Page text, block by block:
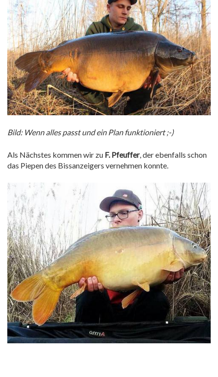
Bild: Wenn alles passt und ein Plan funktioniert ;-)
Als Nächstes kommen wir zu F. Pfeuffer, der ebenfalls schon
das Piepen des Bissanzeigers vernehmen konnte.